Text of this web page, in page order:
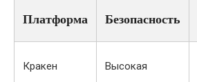
Платформа Безопасность
Кракен Высокая